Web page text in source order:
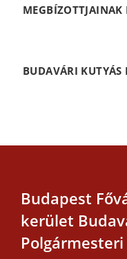
MEGBÍZOTTJAINAK
BUDAVÁRI KUTYÁS
Budapest
kerület